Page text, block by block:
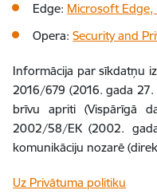
Edge: Microsoft
Opera:Security and
Informācija par sīkdatņu
2016/679 (2016. gada
brīvu apriti (Vispārīgā
2002/58/EK (2002.
komunikāciju nozarē
Uz Privātuma politiku